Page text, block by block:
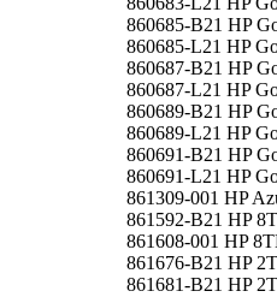
860685-B21 HP
860685-L21 HP
860687-B21 HP
860687-L21 HP
860689-B21 HP
860689-L21 HP
860691-B21 HP
860691-L21 HP
861309-001 HP
861592-B21 HP
861608-001 HP
861676-B21 HP
861681-B21 HP